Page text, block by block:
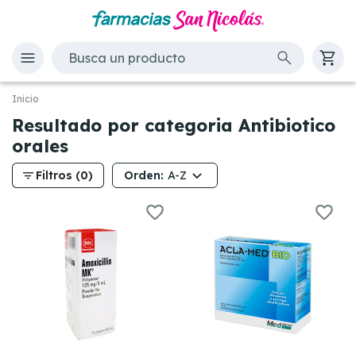
Inicio
Resultado por categoria Antibiotico
orales
filter_list Filtros (0) Orden: A-Z